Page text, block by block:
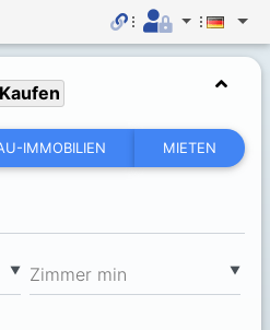
Kaufen
IMMOBILIEN MIETEN
▼ ▼
Zimmer min